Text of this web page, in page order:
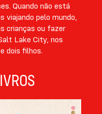
Quando não está
viajando pelo mundo,
crianças ou fazer
Lake City, nos
dois filhos.